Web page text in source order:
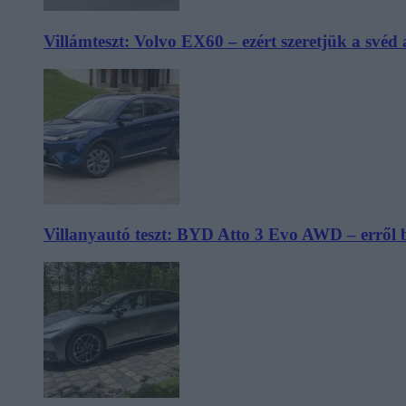
Villámteszt: Volvo EX60 – ezért szeretjük a svéd
Villanyautó teszt: BYD Atto 3 Evo AWD – erről